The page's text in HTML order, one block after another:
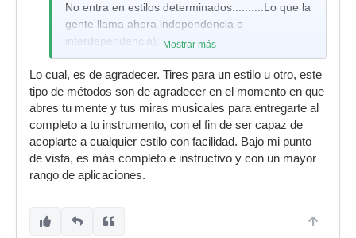
No entra en estilos determinados..........Lo que la
gente llama ahora independencia o
interdependencia).
Mostrar más
Lo cual, es de agradecer. Tires para un estilo u otro, este
tipo de métodos son de agradecer en el momento en que
abres tu mente y tus miras musicales para entregarte al
completo a tu instrumento, con el fin de ser capaz de
acoplarte a cualquier estilo con facilidad. Bajo mi punto
de vista, es más completo e instructivo y con un mayor
rango de aplicaciones.